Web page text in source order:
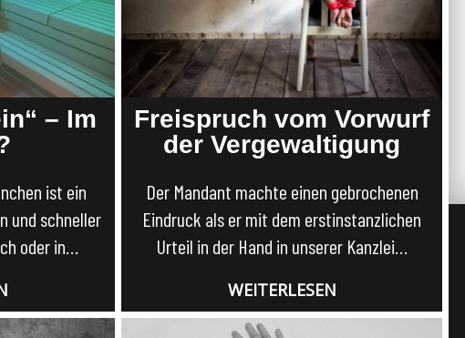
– Im
ist ein
und schneller
oder in…
Freispruch vom Vorwurf
der Vergewaltigung
Der Mandant machte einen gebrochenen
Eindruck als er mit dem erstinstanzlichen
Urteil in der Hand in unserer Kanzlei…
WEITERLESEN